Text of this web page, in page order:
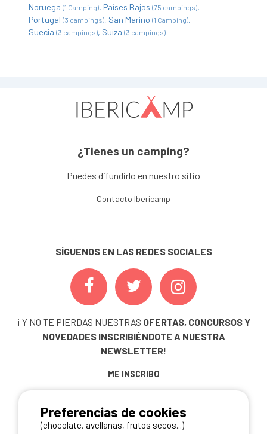
Noruega (1 Camping) Países Bajos (75 campings)
Portugal (3 campings) San Marino (1 Camping)
Suecia (3 campings) Suiza (3 campings)
¿Tienes un camping?
Puedes difundirlo en nuestro sitio
Contacto Ibericamp
SÍGUENOS EN LAS REDES SOCIALES
¡ Y NO TE PIERDAS NUESTRAS OFERTAS, CONCURSOS Y
NOVEDADES INSCRIBIÉNDOTE A NUESTRA
NEWSLETTER!
ME INSCRIBO
NUESTROS PARTNERS
Preferencias de cookies
(chocolate, avellanas, frutos secos...)